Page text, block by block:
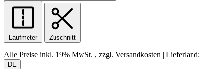
Laufmeter Zuschnitt
Alle Preise inkl. 19% MwSt. , zzgl. Versandkosten | Lieferland:
DE